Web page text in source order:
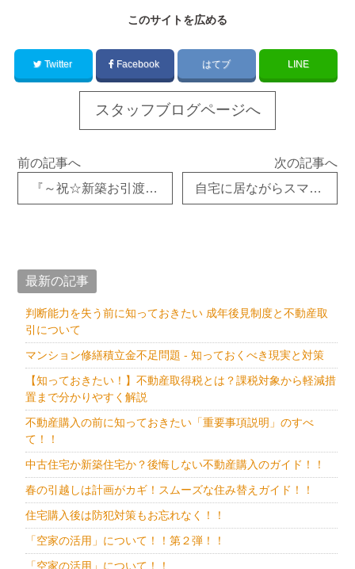
このサイトを広める
Twitter Facebook はてブ LINE
スタッフブログページへ
前の記事へ
『～祝☆新築お引渡し☆完成写真ギャラリー』
次の記事へ
自宅に居ながらスマホで見られる３６０度３Ｄカメラ動画 『マーターポート』 のご紹介！
最新の記事
判断能力を失う前に知っておきたい 成年後見制度と不動産取
引について
マンション修繕積立金不足問題 - 知っておくべき現実と対策
【知っておきたい！】不動産取得税とは？課税対象から軽減措
置まで分かりやすく解説
不動産購入の前に知っておきたい「重要事項説明」のすべ
て！！
中古住宅か新築住宅か？後悔しない不動産購入のガイド！！
春の引越しは計画がカギ！スムーズな住み替えガイド！！
住宅購入後は防犯対策もお忘れなく！！
「空家の活用」について！！第２弾！！
「空家の活用」について！！